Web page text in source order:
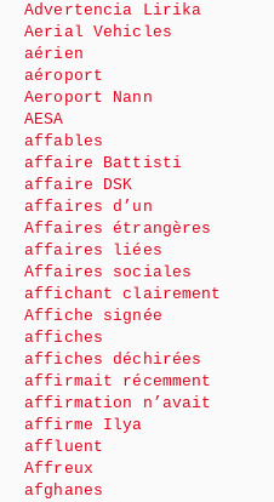
Advertencia Lirika
Aerial Vehicles
aérien
aéroport
Aeroport Nann
AESA
affables
affaire Battisti
affaire DSK
affaires d’un
Affaires étrangères
affaires liées
Affaires sociales
affichant clairement
Affiche signée
affiches
affiches déchirées
affirmait récemment
affirmation n’avait
affirme Ilya
affluent
Affreux
afghanes